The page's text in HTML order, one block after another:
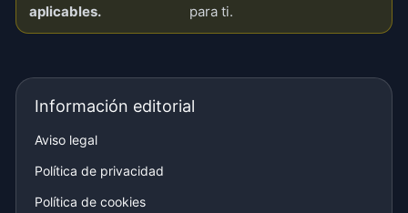
aplicables.
para ti.
Información editorial
Aviso legal
Política de privacidad
Política de cookies